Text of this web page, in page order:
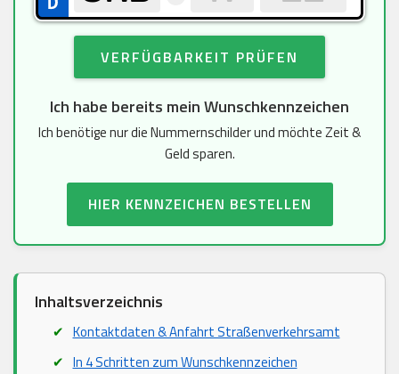
VERFÜGBARKEIT PRÜFEN
Ich habe bereits mein Wunschkennzeichen
Ich benötige nur die Nummernschilder und möchte Zeit &
Geld sparen.
HIER KENNZEICHEN BESTELLEN
Inhaltsverzeichnis
Kontaktdaten & Anfahrt Straßenverkehrsamt
In 4 Schritten zum Wunschkennzeichen